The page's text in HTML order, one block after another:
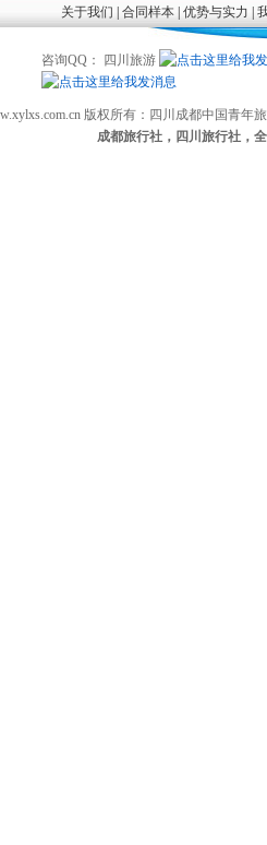
关于我们 合同样本| 优势与实力
咨询QQ： 四川旅游
版权所有：四川成都中国青
成都旅行社，四川旅行社，